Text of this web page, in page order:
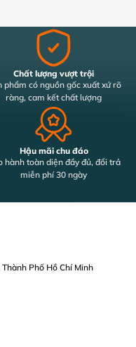
Chất lượng vượt trội
phẩm có nguồn gốc xuất xứ rõ
ràng, cam kết chất lượng
Hậu mãi chu đáo
hành toàn diện đầy đủ, đổi trả
miễn phí 30 ngày
Phố Hồ Chí Minh